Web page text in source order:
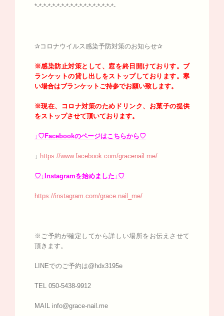
*-*-*-*-*-*-*-*-*-*-*-*-*-*-*-*-*-*-
✰コロナウイルス感染予防対策のお知らせ✰
※感染防止対策として、窓を終日開けておりす。 ブ
ランケットの貸し出しをストップしております。寒
い場合はブランケットご持参でお願い致します。
※現在、コロナ対策のためドリンク、お菓子の提供
をストップさせて頂いております。
↓♡Facebookのページはこちらから♡
↓ https://www.facebook.com/gracenail.me/
♡↓Instagramを始めました↓♡
https://instagram.com/grace.nail_me/
※ご予約が確定してから詳しい場所をお伝えさせて
頂きます。
LINEでのご予約は@hdx3195e
TEL 050-5438-9912
MAIL info@grace-nail.me